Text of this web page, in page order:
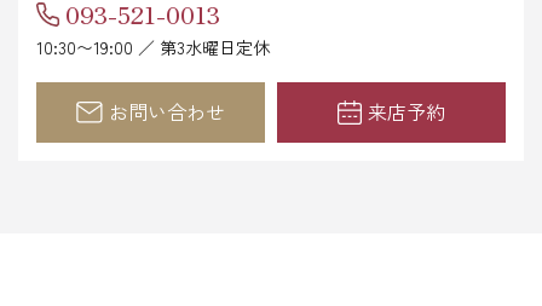
093-521-0013
10:30〜19:00 ／ 第3水曜日定休
お問い合わせ 来店予約